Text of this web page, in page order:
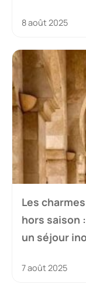
8 août 2025
Les
hors saison
un séjour
7 août 2025